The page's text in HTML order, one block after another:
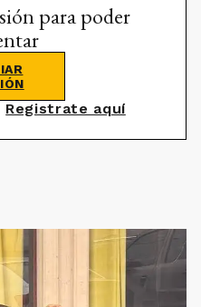
para poder
Registrate aquí